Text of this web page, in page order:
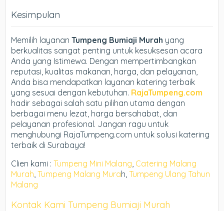
Kesimpulan
Memilih layananTumpeng Bumiaji Murah yang
berkualitas sangat penting untuk kesuksesan acara
Anda yang Istimewa. Dengan mempertimbangkan
reputasi, kualitas makanan, harga, dan pelayanan,
Anda bisa mendapatkan layanan katering terbaik
yang sesuai dengan kebutuhan. RajaTumpeng.com
hadir sebagai salah satu pilihan utama dengan
berbagai menu lezat, harga bersahabat, dan
pelayanan profesional. Jangan ragu untuk
menghubungi RajaTumpeng.com untuk solusi katering
terbaik di Surabaya!
Clien kami :Tumpeng Mini Malang Catering Malang
Murah ,Tumpeng Malang Murah,Tumpeng Ulang Tahun
Malang
Kontak Kami Tumpeng Bumiaji Murah